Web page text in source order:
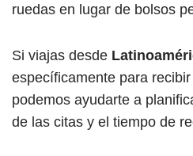
ruedas en lugar de bolsos
Si viajas desde
específicamente para
podemos ayudarte a
de las citas y el tiempo de